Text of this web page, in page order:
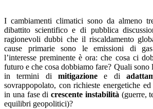
I cambiamenti climatici sono da almeno
dibattito scientifico e di pubblica
ragionevoli dubbi che il riscaldamento
cause primarie sono le emissioni di
l’interesse preminente è ora: che cosa ci
futuro e che cosa dobbiamo fare? Quali sono
in termini di mitigazionee di
sovrappopolato, con richieste energetiche
in una fase dicrescente instabilità (guerre,
equilibri geopolitici)?